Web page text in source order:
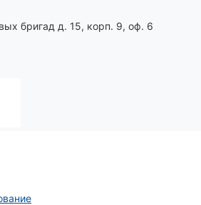
бригад д. 15, корп. 9, оф. 6